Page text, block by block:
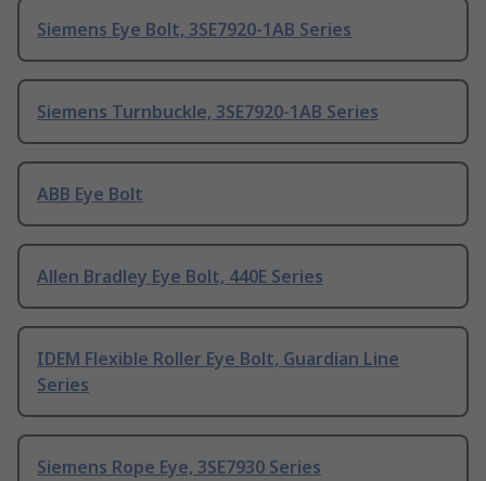
Siemens Eye Bolt, 3SE7920-1AB Series
Siemens Turnbuckle, 3SE7920-1AB Series
ABB Eye Bolt
Allen Bradley Eye Bolt, 440E Series
IDEM Flexible Roller Eye Bolt, Guardian Line
Series
Siemens Rope Eye, 3SE7930 Series